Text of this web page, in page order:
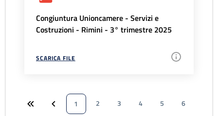
Congiuntura Unioncamere - Servizi e
Costruzioni - Rimini - 3° trimestre 2025
SCARICA FILE
1 2 3 4 5
6